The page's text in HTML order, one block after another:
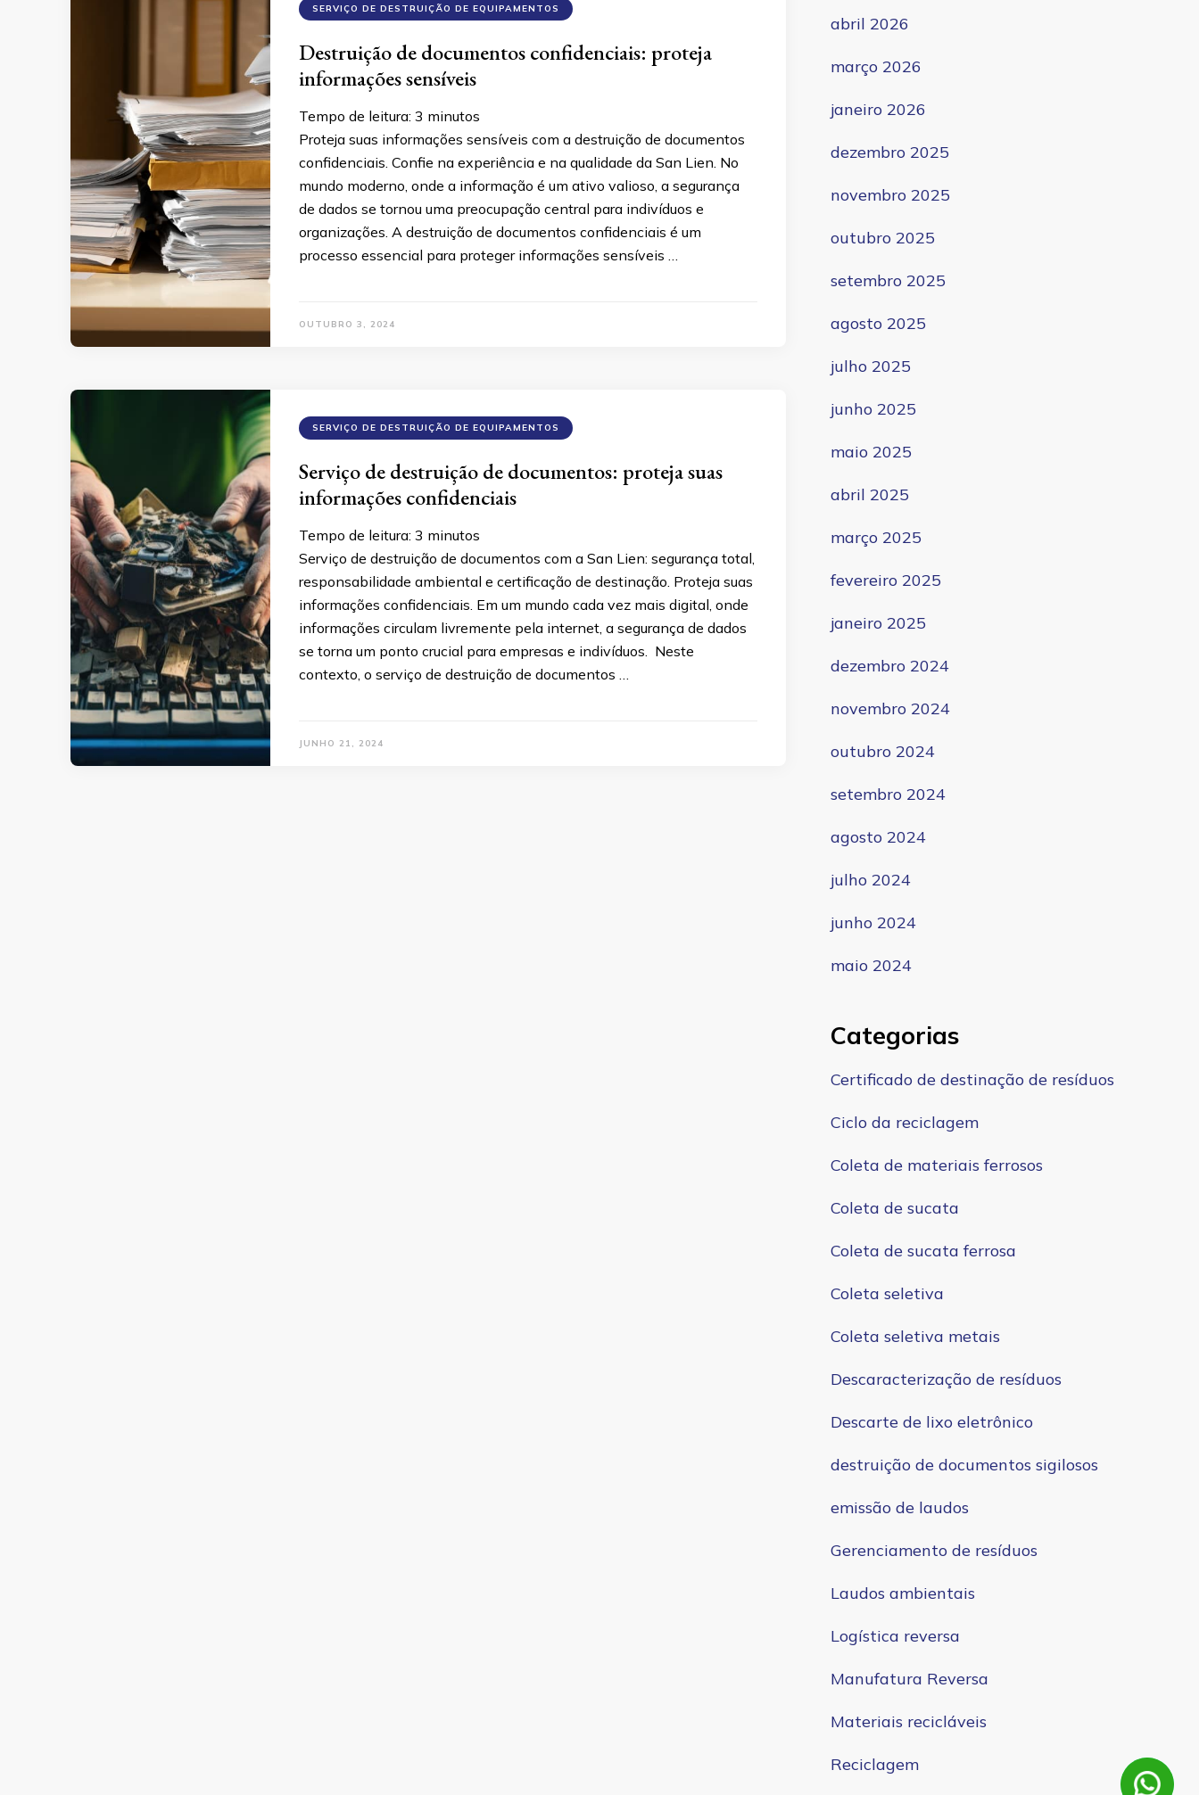
SERVIÇO DE DESTRUIÇÃO DE EQUIPAMENTOS
Destruição de documentos confidenciais: proteja
informações sensíveis
Tempo de leitura: 3 minutos
Proteja suas informações sensíveis com a destruição de documentos
confidenciais. Confie na experiência e na qualidade da San Lien. No
mundo moderno, onde a informação é um ativo valioso, a segurança
de dados se tornou uma preocupação central para indivíduos e
organizações. A destruição de documentos confidenciais é um
processo essencial para proteger informações sensíveis …
OUTUBRO 3, 2024
SERVIÇO DE DESTRUIÇÃO DE EQUIPAMENTOS
Serviço de destruição de documentos: proteja suas
informações confidenciais
Tempo de leitura: 3 minutos
Serviço de destruição de documentos com a San Lien: segurança total,
responsabilidade ambiental e certificação de destinação. Proteja suas
informações confidenciais. Em um mundo cada vez mais digital, onde
informações circulam livremente pela internet, a segurança de dados
se torna um ponto crucial para empresas e indivíduos. Neste
contexto, o serviço de destruição de documentos …
JUNHO 21, 2024
abril 2026
março 2026
janeiro 2026
dezembro 2025
novembro 2025
outubro 2025
setembro 2025
agosto 2025
julho 2025
junho 2025
maio 2025
abril 2025
março 2025
fevereiro 2025
janeiro 2025
dezembro 2024
novembro 2024
outubro 2024
setembro 2024
agosto 2024
julho 2024
junho 2024
maio 2024
Categorias
Certificado de destinação de resíduos
Ciclo da reciclagem
Coleta de materiais ferrosos
Coleta de sucata
Coleta de sucata ferrosa
Coleta seletiva
Coleta seletiva metais
Descaracterização de resíduos
Descarte de lixo eletrônico
destruição de documentos sigilosos
emissão de laudos
Gerenciamento de resíduos
Laudos ambientais
Logística reversa
Manufatura Reversa
Materiais recicláveis
Reciclagem